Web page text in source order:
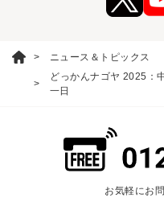
ニュース＆トピックス
どっかんナゴヤ 2025：
一日
お気軽にお